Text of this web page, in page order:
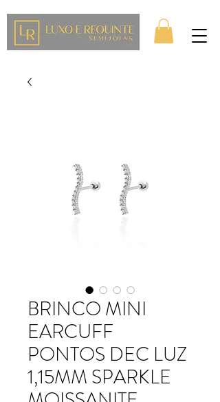
BRINCO MINI
EARCUFF
PONTOS DEC LUZ
1,15MM SPARKLE